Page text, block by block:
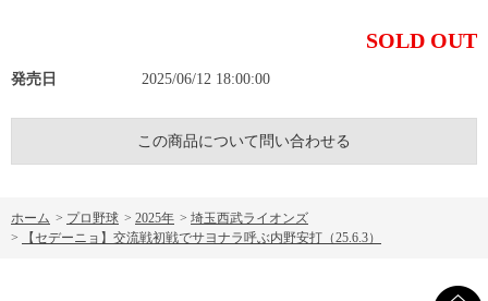
SOLD OUT
発売日 2025/06/12 18:00:00
この商品について問い合わせる
ホーム > プロ野球 > 2025年 > 埼玉西武ライオンズ
>
【セデーニョ】交流戦初戦でサヨナラ呼ぶ内野安打（25.6.3）